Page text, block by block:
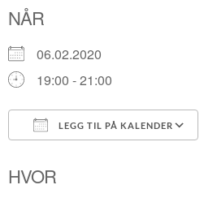
NÅR
06.02.2020
19:00 - 21:00
LEGG TIL PÅ KALENDER
HVOR